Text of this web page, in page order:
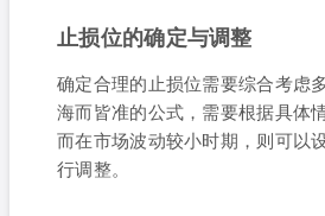
止损位的确定与调整
确定合理的止损位需要综合考虑
海而皆准的公式，需要根据具体
而在市场波动较小时期，则可以
行调整。